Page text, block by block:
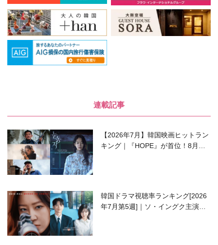
連載記事
【2026年7月】韓国映画ヒットラン
キング｜『HOPE』が首位！8月公
韓国ドラマ視聴率ランキング[2026
年7月第5週]｜ソ・イングク主演の